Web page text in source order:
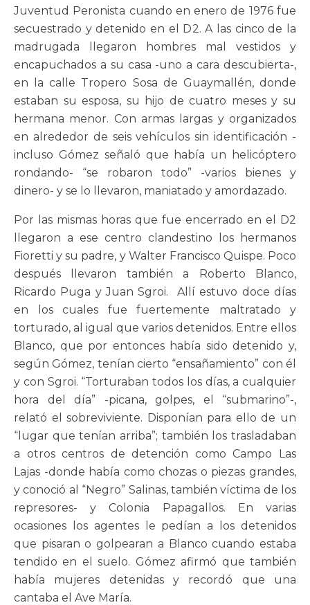
Juventud Peronista cuando en enero de 1976 fue
secuestrado y detenido en el D2. A las cinco de la
madrugada llegaron hombres mal vestidos y
encapuchados a su casa -uno a cara descubierta-,
en la calle Tropero Sosa de Guaymallén, donde
estaban su esposa, su hijo de cuatro meses y su
hermana menor. Con armas largas y organizados
en alrededor de seis vehículos sin identificación -
incluso Gómez señaló que había un helicóptero
rondando- “se robaron todo” -varios bienes y
dinero- y se lo llevaron, maniatado y amordazado.
Por las mismas horas que fue encerrado en el D2
llegaron a ese centro clandestino los hermanos
Fioretti y su padre, y Walter Francisco Quispe. Poco
después llevaron también a Roberto Blanco,
Ricardo Puga y Juan Sgroi. Allí estuvo doce días
en los cuales fue fuertemente maltratado y
torturado, al igual que varios detenidos. Entre ellos
Blanco, que por entonces había sido detenido y,
según Gómez, tenían cierto “ensañamiento” con él
y con Sgroi. “Torturaban todos los días, a cualquier
hora del día” -picana, golpes, el “submarino”-,
relató el sobreviviente. Disponían para ello de un
“lugar que tenían arriba”; también los trasladaban
a otros centros de detención como Campo Las
Lajas -donde había como chozas o piezas grandes,
y conoció al “Negro” Salinas, también víctima de los
represores- y Colonia Papagallos. En varias
ocasiones los agentes le pedían a los detenidos
que pisaran o golpearan a Blanco cuando estaba
tendido en el suelo. Gómez afirmó que también
había mujeres detenidas y recordó que una
cantaba el Ave María.